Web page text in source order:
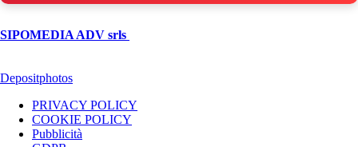
SIPOMEDIA ADV srls
Depositphotos
PRIVACY POLICY
COOKIE POLICY
Pubblicità